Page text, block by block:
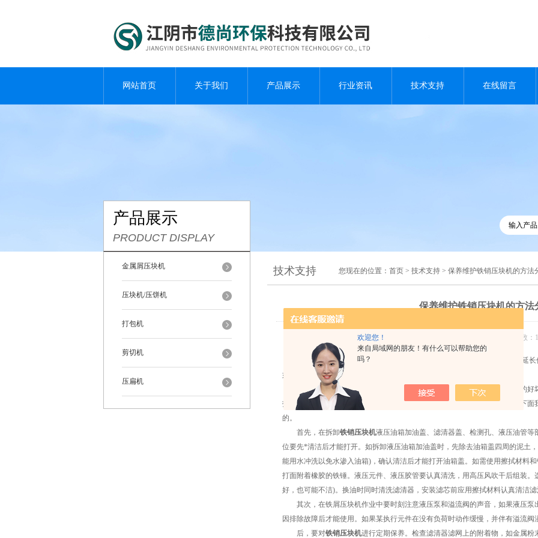
欢迎您！
来自局域网的朋友！有什么可以帮助您的
吗？
网站首页 关于我们 产品展示 行业资讯 技术支持 在线留言
产品展示
PRODUCT DISPLAY
金属屑压块机
压块机/压饼机
打包机
剪切机
压扁机
技术支持 您现在的位置： 首页 > 技术支持 > 保养维护铁销压块机的方法
保养维护铁销压块机的方法
发布日期：2019-11-19 浏览次数：
如何将铁销压块机
合理的利用，延长使用寿命这也是必须关注的一点。延
如何保养维护铁屑压块机，延长它的寿命。
机器设备是生产力三要素之一，是进行社会生产的物质手段。设备管理的好
指标，都有着决定性的影响，因此对设备的保养和维护也就显得至关重要。下
的。
首先，在拆卸铁销压块机液压油箱加油盖、滤清器盖、检测孔、液压油管
位要先*清洁后才能打开。如拆卸液压油箱加油盖时，先除去油箱盖四周的泥土
能用水冲洗以免水渗入油箱)，确认清洁后才能打开油箱盖。如需使用擦拭材料
打面附着橡胶的铁锤。液压元件、液压胶管要认真清洗，用高压风吹干后组装
好，也可能不洁)。换油时同时清洗滤清器，安装滤芯前应用擦拭材料认真清洁
其次，在铁屑压块机作业中要时刻注意液压泵和溢流阀的声音，如果液压泵
因排除故障后才能使用。如果某执行元件在没有负荷时动作缓慢，并伴有溢流
后，要对铁销压块机进行定期保养。检查滤清器滤网上的附着物，如金属